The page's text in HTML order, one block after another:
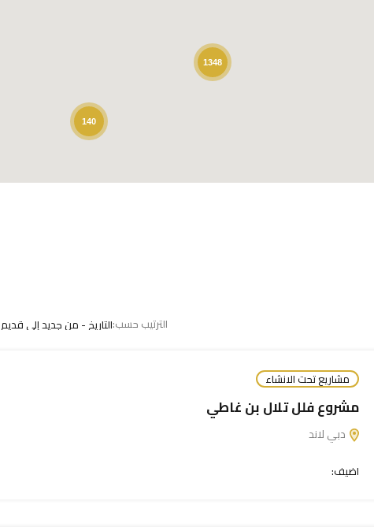
1348
140
الترتيب حسب:التاريخ - من جديد إلى قديم
مشاريع تحت الانشاء
مشروع فلل تلال بن غاطي
دبي لاند
اضيف: